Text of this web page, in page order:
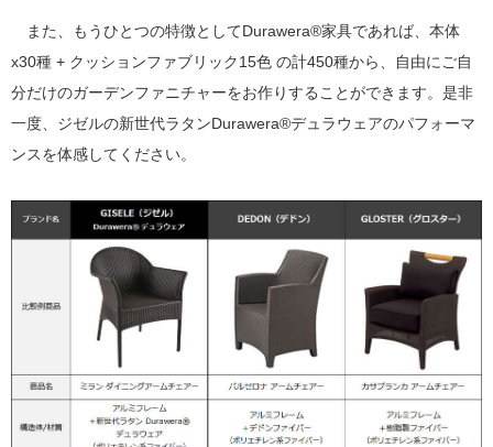
また、もうひとつの特徴としてDurawera®家具であれば、本体
x30種 + クッションファブリック15色 の計450種から、自由にご自
分だけのガーデンファニチャーをお作りすることができます。是非
一度、ジゼルの新世代ラタンDurawera®デュラウェアのパフォーマ
ンスを体感してください。